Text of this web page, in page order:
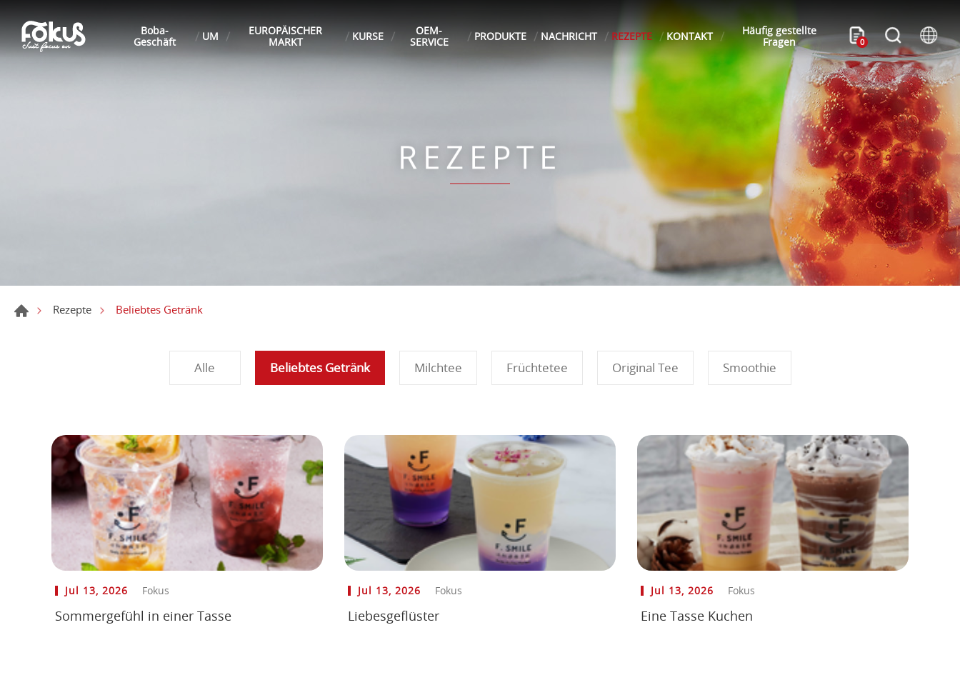
Boba-
Geschäft
UM
EUROPÄISCHER
MARKT
KURSE
OEM-
SERVICE
PRODUKTE NACHRICHT REZEPTE KONTAKT
Häufig gestellte
Fragen
0
REZEPTE
Rezepte Beliebtes Getränk
Alle Beliebtes Getränk Milchtee Früchtetee Original Tee Smoothie
Jul 13, 2026 Fokus
Sommergefühl in einer Tasse
Jul 13, 2026 Fokus
Liebesgeflüster
Jul 13, 2026 Fokus
Eine Tasse Kuchen